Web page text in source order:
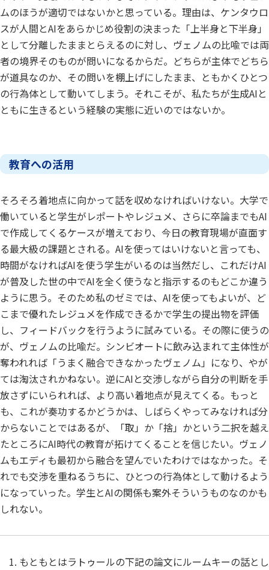
ムのほうが適切ではないかと思っている。理由は、ケンタウロ
スが人間とAIをあらかじめ役割の決まった「上半身と下半身」
として分離したままとらえるのに対し、ヴェノムの比喩では両
者の境界そのものが問いになるからだ。どちらが主体でどちら
が道具なのか、その問いを棚上げにしたまま、ともかくひとつ
の行為体として動いてしまう。それこそが、私たちが生成AIと
ともに生きるという経験の実態に近いのではないか。
教育への活用
そろそろ着地点に向かって話を収めなければいけない。大学で
働いていると学生がレポートやレジュメ、さらに卒論までもAI
で作成してくるケースが増えており、今日の教育現場が直面す
る最大級の課題とされる。AIを使ってはいけないと言っても、
時間がなければAIを使う学生がいるのは当然だし、これだけAI
が普及した世の中でAIを全く使うなと指示するのもどこか違う
ように思う。そのため私のゼミでは、AIを使ってもよいが、ど
こまで優れたレジュメを作成できるかで学生の提出物を評価
し、フィードバックを行うように試みている。その際に使うの
が、ヴェノムの比喩だ。シンビオートに飲み込まれて主体性が
奪われれば「うまく融合できなかったヴェノム」になり、やが
ては淘汰されかねない。逆にAIと交渉しながら自分の判断を手
放さずにいられれば、より高い着地点が見えてくる。もっと
も、これが奏功するかどうかは、しばらくやってみなければ分
からないことではあるが、「取」か「捨」かという二択を越え
たところにAI時代の教育が拓けてくることを信じたい。ヴェノ
ムもエディも最初から融合を望んでいたわけではなかった。そ
れでも交渉を重ねるうちに、ひとつの行為体として動けるよう
になっていった。学生とAIの関係も案外そういうものなのかも
しれない。
もともとはラトゥールの下記の論文にルームキーの話とし